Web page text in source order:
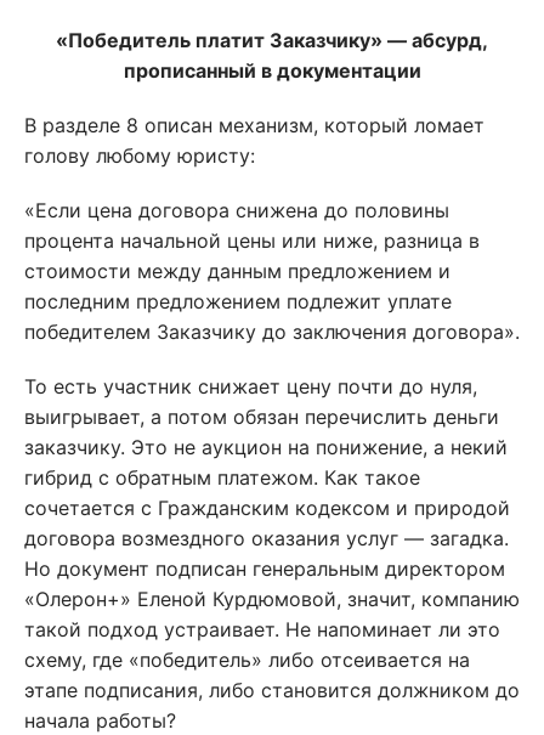
«Победитель платит Заказчику» — абсурд,
прописанный в документации
В разделе 8 описан механизм, который ломает
голову любому юристу:
«Если цена договора снижена до половины
процента начальной цены или ниже, разница в
стоимости между данным предложением и
последним предложением подлежит уплате
победителем Заказчику до заключения договора».
То есть участник снижает цену почти до нуля,
выигрывает, а потом обязан перечислить деньги
заказчику. Это не аукцион на понижение, а некий
гибрид с обратным платежом. Как такое
сочетается с Гражданским кодексом и природой
договора возмездного оказания услуг — загадка.
Но документ подписан генеральным директором
«Олерон+» Еленой Курдюмовой, значит, компанию
такой подход устраивает. Не напоминает ли это
схему, где «победитель» либо отсеивается на
этапе подписания, либо становится должником до
начала работы?